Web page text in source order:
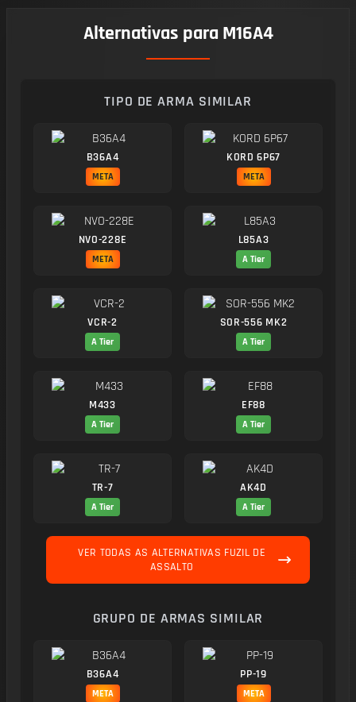
Alternativas para M16A4
TIPO DE ARMA SIMILAR
B36A4
META
KORD 6P67
META
NVO-228E
META
L85A3
A Tier
VCR-2
A Tier
SOR-556 MK2
A Tier
M433
A Tier
EF88
A Tier
TR-7
A Tier
AK4D
A Tier
VER TODAS AS ALTERNATIVAS FUZIL DE
ASSALTO
GRUPO DE ARMAS SIMILAR
B36A4
META
PP-19
META